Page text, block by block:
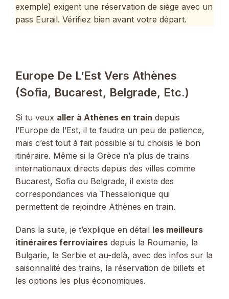
exemple) exigent une réservation de siège avec un
pass Eurail. Vérifiez bien avant votre départ.
Europe De L’Est Vers Athènes
(Sofia, Bucarest, Belgrade, Etc.)
Si tu veux aller à Athènes en train depuis
l’Europe de l’Est, il te faudra un peu de patience,
mais c’est tout à fait possible si tu choisis le bon
itinéraire. Même si la Grèce n’a plus de trains
internationaux directs depuis des villes comme
Bucarest, Sofia ou Belgrade, il existe des
correspondances via Thessalonique qui
permettent de rejoindre Athènes en train.
Dans la suite, je t’explique en détail les meilleurs
itinéraires ferroviaires depuis la Roumanie, la
Bulgarie, la Serbie et au-delà, avec des infos sur la
saisonnalité des trains, la réservation de billets et
les options les plus économiques.